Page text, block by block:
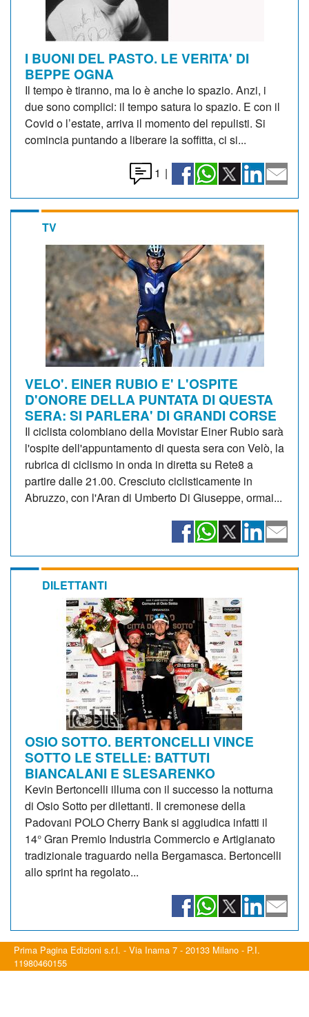
I BUONI DEL PASTO. LE VERITA' DI
BEPPE OGNA
Il tempo è tiranno, ma lo è anche lo spazio. Anzi, i
due sono complici: il tempo satura lo spazio. E con il
Covid o l’estate, arriva il momento del repulisti. Si
comincia puntando a liberare la soffitta, ci si...
1 |
TV
VELO'. EINER RUBIO E' L'OSPITE
D'ONORE DELLA PUNTATA DI QUESTA
SERA: SI PARLERA' DI GRANDI CORSE
Il ciclista colombiano della Movistar Einer Rubio sarà
l'ospite dell'appuntamento di questa sera con Velò, la
rubrica di ciclismo in onda in diretta su Rete8 a
partire dalle 21.00. Cresciuto ciclisticamente in
Abruzzo, con l'Aran di Umberto Di Giuseppe, ormai...
DILETTANTI
OSIO SOTTO. BERTONCELLI VINCE
SOTTO LE STELLE: BATTUTI
BIANCALANI E SLESARENKO
Kevin Bertoncelli illuma con il successo la notturna
di Osio Sotto per dilettanti. Il cremonese della
Padovani POLO Cherry Bank si aggiudica infatti il
14° Gran Premio Industria Commercio e Artigianato
tradizionale traguardo nella Bergamasca. Bertoncelli
allo sprint ha regolato...
Prima Pagina Edizioni s.r.l. - Via Inama 7 - 20133 Milano - P.I.
11980460155